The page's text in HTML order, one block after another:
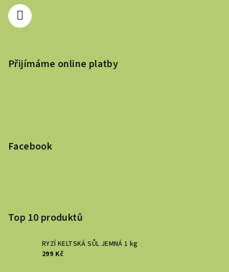
Přijímáme online platby
Facebook
Top 10 produktů
RYZÍ KELTSKÁ SŮL JEMNÁ 1 kg
299 Kč